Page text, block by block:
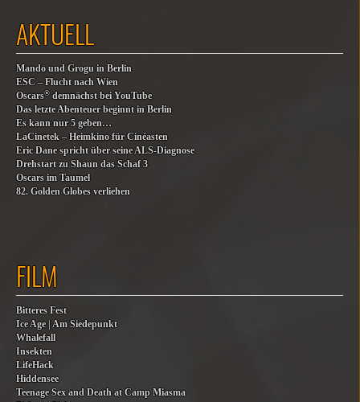
AKTUELL
Mando und Grogu in Berlin
ESC – Flucht nach Wien
Oscars® demnächst bei YouTube
Das letzte Abenteuer beginnt in Berlin
Es kann nur 5 geben…
LaCinetek – Heimkino für Cinéasten
Eric Dane spricht über seine ALS-Diagnose
Drehstart zu Shaun das Schaf 3
Oscars im Taumel
82. Golden Globes verliehen
FILM
Bitteres Fest
Ice Age | Am Siedepunkt
Whalefall
Insekten
LifeHack
Hiddensee
Teenage Sex and Death at Camp Miasma